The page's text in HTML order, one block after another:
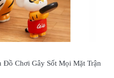
Đồ Chơi Gây Sốt Mọi Mặt Trận